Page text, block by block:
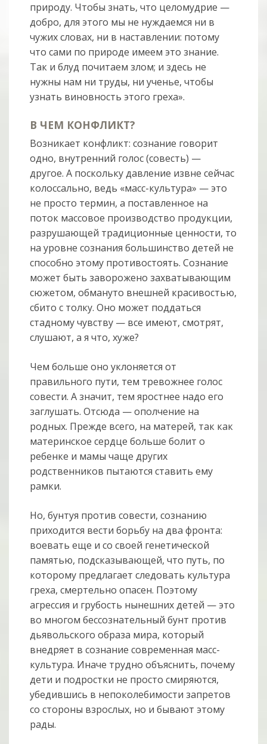
природу. Чтобы знать, что целомудрие —
добро, для этого мы не нуждаемся ни в
чужих словах, ни в наставлении: потому
что сами по природе имеем это знание.
Так и блуд почитаем злом; и здесь не
нужны нам ни труды, ни ученье, чтобы
узнать виновность этого греха».
В ЧЕМ КОНФЛИКТ?
Возникает конфликт: сознание говорит
одно, внутренний голос (совесть) —
другое. А поскольку давление извне сейчас
колоссально, ведь «масс-культура» — это
не просто термин, а поставленное на
поток массовое производство продукции,
разрушающей традиционные ценности, то
на уровне сознания большинство детей не
способно этому противостоять. Сознание
может быть заворожено захватывающим
сюжетом, обмануто внешней красивостью,
сбито с толку. Оно может поддаться
стадному чувству — все имеют, смотрят,
слушают, а я что, хуже?
Чем больше оно уклоняется от
правильного пути, тем тревожнее голос
совести. А значит, тем яростнее надо его
заглушать. Отсюда — ополчение на
родных. Прежде всего, на матерей, так как
материнское сердце больше болит о
ребенке и мамы чаще других
родственников пытаются ставить ему
рамки.
Но, бунтуя против совести, сознанию
приходится вести борьбу на два фронта:
воевать еще и со своей генетической
памятью, подсказывающей, что путь, по
которому предлагает следовать культура
греха, смертельно опасен. Поэтому
агрессия и грубость нынешних детей — это
во многом бессознательный бунт против
дьявольского образа мира, который
внедряет в сознание современная масс-
культура. Иначе трудно объяснить, почему
дети и подростки не просто смиряются,
убедившись в непоколебимости запретов
со стороны взрослых, но и бывают этому
рады.